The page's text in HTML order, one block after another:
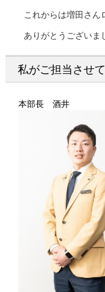
これからは増田さん
ありがとうございま
私がご担当させ
本部長 酒井